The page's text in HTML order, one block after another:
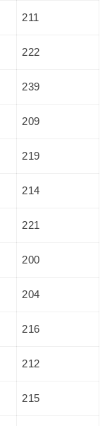
211
222
239
209
219
214
221
200
204
216
212
215